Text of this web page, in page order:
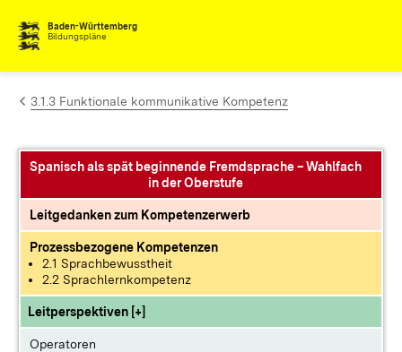
Zum Inhalt springen
Baden-Württemberg
Bildungspläne
3.1.3 Funktionale kommunikative Kompetenz
Spanisch als spät beginnende Fremdsprache – Wahlfach
in der Oberstufe
Leitgedanken zum Kompetenzerwerb
Prozessbezogene Kompetenzen
2.1 Sprachbewusstheit
2.2 Sprachlernkompetenz
Leitperspektiven [+]
Operatoren